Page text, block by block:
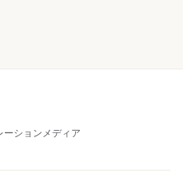
ーションメディア